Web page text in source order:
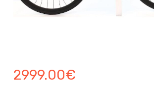
2999.00€